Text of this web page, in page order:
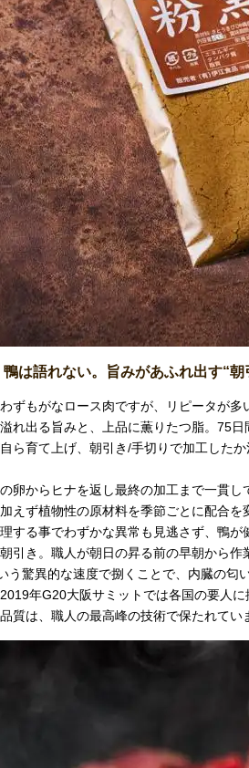
は語れない。旨みがあふれ出す“
ずもがなロース肉ですが、リピータが多
れ出る旨みと、上品に薫りたつ脂。75
ら育て上げ、朝引き/手切りで加工した
卵からヒナを返し最終の加工まで一貫し
えず植物性の原材料を季節ごとに配合
する事でわずかな異常も見逃さず、鴨が
引き。職人が朝日の昇る前の早朝から
う驚異的な速度で捌くことで、内臓の匂
年G20大阪サミットでは各国の要人に
質は、職人の最高峰の技術で保たれてい